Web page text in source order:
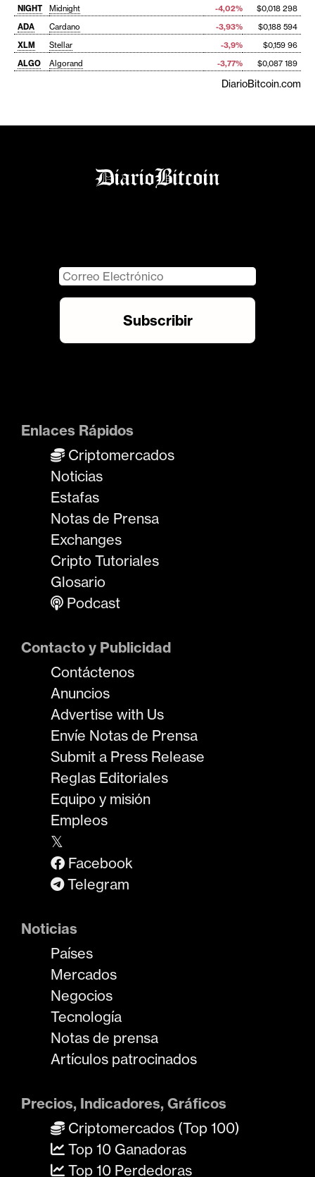
NIGHT Midnight -4,02%
$0,018 298
ADA
Cardano -3,93%
$0,188 594
XLM
Stellar -3,9%
$0,159 96
ALGO
Algorand -3,77% $0,087 189
DiarioBitcoin.com
Enlaces Rápidos
Criptomercados
Noticias
Estafas
Notas de Prensa
Exchanges
Cripto Tutoriales
Glosario
Podcast
Contacto y Publicidad
Contáctenos
Anuncios
Advertise with Us
Envíe Notas de Prensa
Submit a Press Release
Reglas Editoriales
Equipo y misión
Empleos
𝕏
Facebook
Telegram
Noticias
Países
Mercados
Negocios
Tecnología
Notas de prensa
Artículos patrocinados
Precios, Indicadores, Gráficos
Criptomercados (Top 100)
Top 10 Ganadoras
Top 10 Perdedoras